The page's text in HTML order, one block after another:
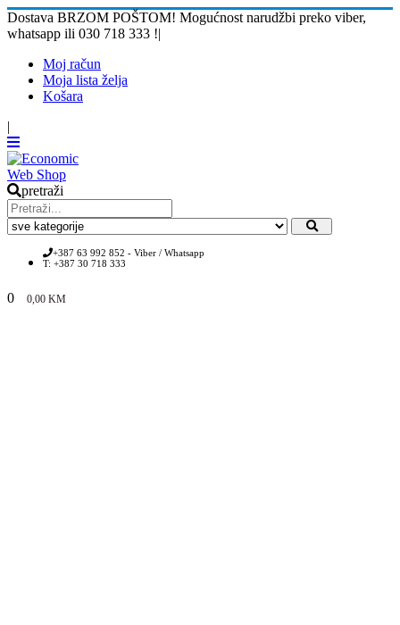
Dostava BRZOM POŠTOM! Mogućnost narudžbi preko viber,
whatsapp ili 030 718 333 !|
Moj račun
Moja lista želja
Košara
|
pretraži
+387 63 992 852 - Viber / Whatsapp
T: +387 30 718 333
0 0,00 KM